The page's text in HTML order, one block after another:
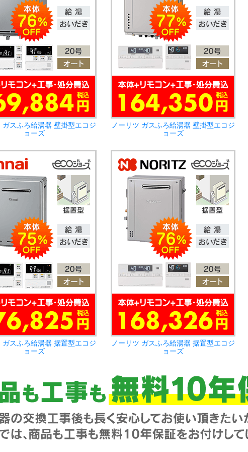
ガスふろ給湯器 壁掛型エコジ
ョーズ
ノーリツ ガスふろ給湯器 壁掛型エコジ
ョーズ
ガスふろ給湯器 据置型エコジ
ョーズ
ノーリツ ガスふろ給湯器 据置型エコジ
ョーズ